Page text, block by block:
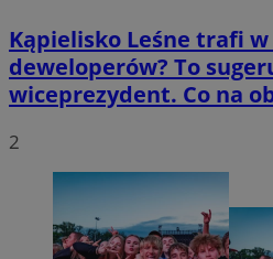
Kąpielisko Leśne trafi w
deweloperów? To
wiceprezydent. Co na
2